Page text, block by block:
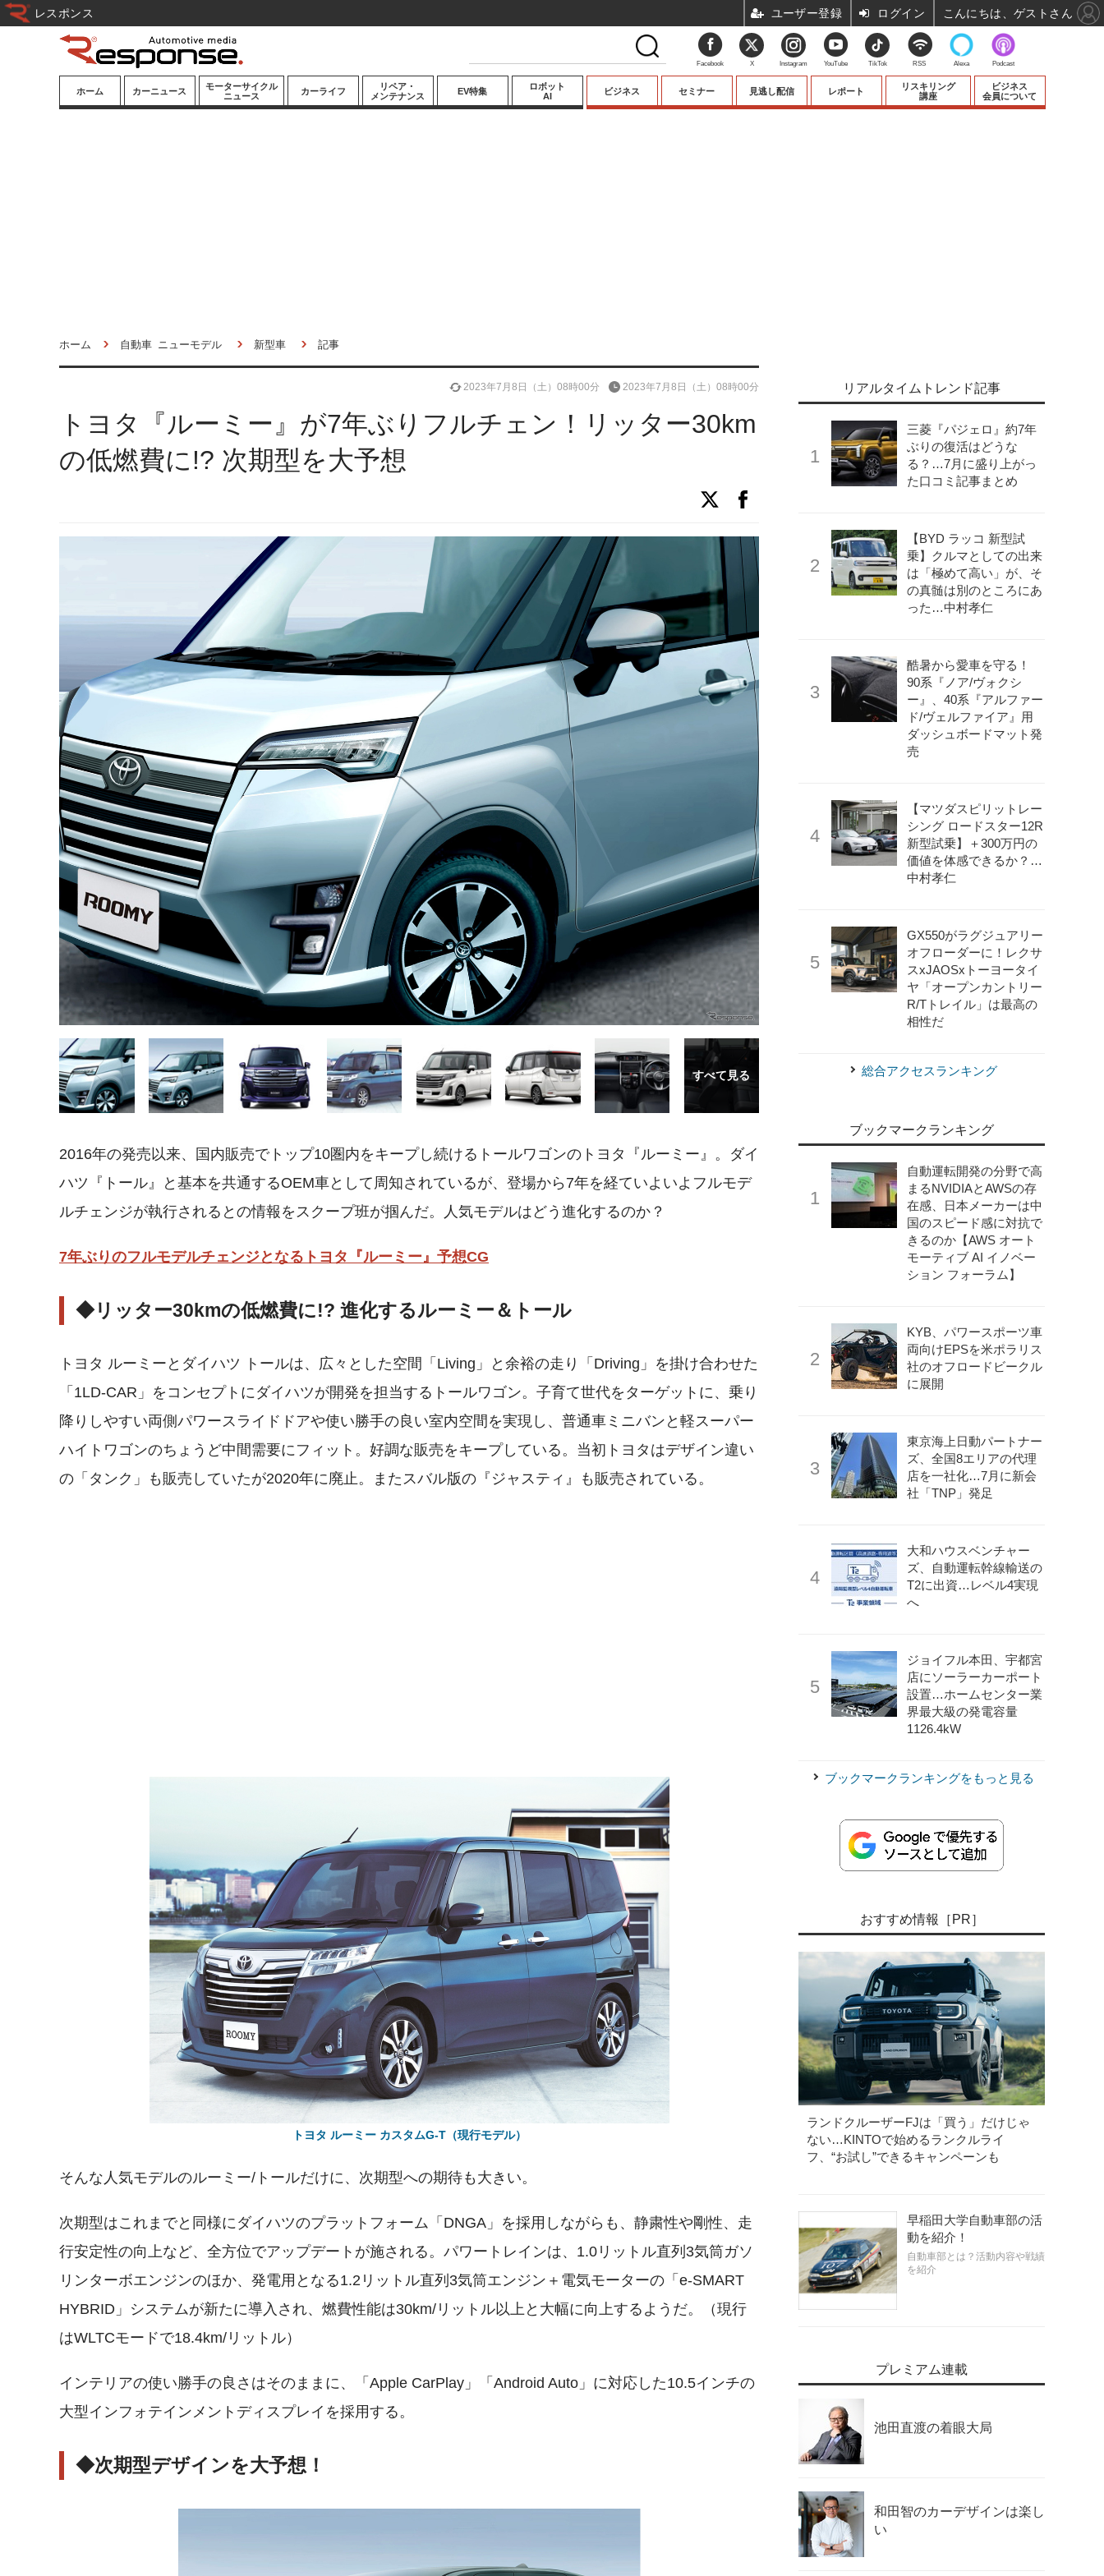
ホーム カーニュース
モーターサイクル
ニュース
カーライフ
リペア・
メンテナンス
EV特集
ロボット
AI
ビジネス セミナー 見逃し配信 レポート
リスキリング
講座
ビジネス
会員について
ホーム 自動車 ニューモデル 新型車 記事
トヨタ『ルーミー』が7年ぶりフルチェン！リッター30km
の低燃費に!? 次期型を大予想
2023年7月8日（土）08時00分 2023年7月8日（土）08時00分
2016年の発売以来、国内販売でトップ10圏内をキープし続けるトールワゴンのトヨタ『ルーミー』。ダイ
ハツ『トール』と基本を共通するOEM車として周知されているが、登場から7年を経ていよいよフルモデ
ルチェンジが執行されるとの情報をスクープ班が掴んだ。人気モデルはどう進化するのか？
7年ぶりのフルモデルチェンジとなるトヨタ『ルーミー』予想CG
◆リッター30kmの低燃費に!? 進化するルーミー＆トール
トヨタ ルーミーとダイハツ トールは、広々とした空間「Living」と余裕の走り「Driving」を掛け合わせた
「1LD-CAR」をコンセプトにダイハツが開発を担当するトールワゴン。子育て世代をターゲットに、乗り
降りしやすい両側パワースライドドアや使い勝手の良い室内空間を実現し、普通車ミニバンと軽スーパー
ハイトワゴンのちょうど中間需要にフィット。好調な販売をキープしている。当初トヨタはデザイン違い
の「タンク」も販売していたが2020年に廃止。またスバル版の『ジャスティ』も販売されている。
トヨタ ルーミー カスタムG-T（現行モデル）
そんな人気モデルのルーミー/トールだけに、次期型への期待も大きい。
次期型はこれまでと同様にダイハツのプラットフォーム「DNGA」を採用しながらも、静粛性や剛性、走
行安定性の向上など、全方位でアップデートが施される。パワートレインは、1.0リットル直列3気筒ガソ
リンターボエンジンのほか、発電用となる1.2リットル直列3気筒エンジン＋電気モーターの「e-SMART
HYBRID」システムが新たに導入され、燃費性能は30km/リットル以上と大幅に向上するようだ。（現行
はWLTCモードで18.4km/リットル）
インテリアの使い勝手の良さはそのままに、「Apple CarPlay」「Android Auto」に対応した10.5インチの
大型インフォテインメントディスプレイを採用する。
◆次期型デザインを大予想！
リアルタイムトレンド記事
三菱『パジェロ』約7年
ぶりの復活はどうな
る？…7月に盛り上がっ
た口コミ記事まとめ
【BYD ラッコ 新型試
乗】クルマとしての出来
は「極めて高い」が、そ
の真髄は別のところにあ
った…中村孝仁
酷暑から愛車を守る！
90系『ノア/ヴォクシ
ー』、40系『アルファー
ド/ヴェルファイア』用
ダッシュボードマット発
売
【マツダスピリットレー
シング ロードスター12R
新型試乗】＋300万円の
価値を体感できるか？…
中村孝仁
GX550がラグジュアリー
オフローダーに！レクサ
スxJAOSxトーヨータイ
ヤ「オープンカントリー
R/Tトレイル」は最高の
相性だ
総合アクセスランキング
ブックマークランキング
自動運転開発の分野で高
まるNVIDIAとAWSの存
在感、日本メーカーは中
国のスピード感に対抗で
きるのか【AWS オート
モーティブ AI イノベー
ション フォーラム】
KYB、パワースポーツ車
両向けEPSを米ポラリス
社のオフロードビークル
に展開
東京海上日動パートナー
ズ、全国8エリアの代理
店を一社化…7月に新会
社「TNP」発足
大和ハウスベンチャー
ズ、自動運転幹線輸送の
T2に出資…レベル4実現
へ
ジョイフル本田、宇都宮
店にソーラーカーポート
設置…ホームセンター業
界最大級の発電容量
1126.4kW
ブックマークランキングをもっと見る
おすすめ情報［PR］
ランドクルーザーFJは「買う」だけじゃ
ない…KINTOで始めるランクルライ
フ、“お試し”できるキャンペーンも
早稲田大学自動車部の活
動を紹介！
自動車部とは？活動内容や戦績
を紹介
プレミアム連載
池田直渡の着眼大局
和田智のカーデザインは楽し
い
Facebook X Instagram YouTube TikTok RSS Alexa Podcast
レスポンス ユーザー登録 ログイン こんにちは、ゲストさん